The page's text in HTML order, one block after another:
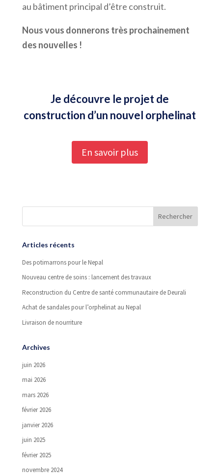
au bâtiment principal d’être construit.
Nous vous donnerons très prochainement
des nouvelles !
Je découvre le projet de
construction d’un nouvel orphelinat
En savoir plus
Articles récents
Des potimarrons pour le Nepal
Nouveau centre de soins : lancement des travaux
Reconstruction du Centre de santé communautaire de Deurali
Achat de sandales pour l’orphelinat au Nepal
Livraison de nourriture
Archives
juin 2026
mai 2026
mars 2026
février 2026
janvier 2026
juin 2025
février 2025
novembre 2024